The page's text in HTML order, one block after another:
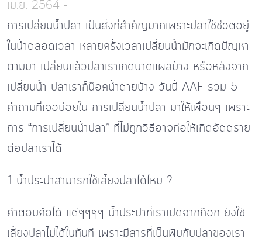
เม.ย. 2564 -
การเปลี่ยนน้ำปลา เป็นสิ่งที่สำคัญมากเพราะปลาใช้ชีวิตอยู่
ในน้ำตลอดเวลา หลายครั้งเวลาเปลี่ยนน้ำมักจะเกิดปัญหา
ตามมา เปลี่ยนแล้วปลาเราเกิดบาดแผลบ้าง หรือหลังจาก
เปลี่ยนน้ำ ปลาเราก็น๊อคน้ำตายบ้าง วันนี้ AAF รวม 5
คำถามที่เจอบ่อยใน การเปลี่ยนน้ำปลา มาให้เพื่อนๆ เพราะ
การ “การเปลี่ยนน้ำปลา” ที่ไม่ถูกวิธีอาจก่อให้เกิดอัตตราย
ต่อปลาเราได้
1.น้ำประปาสามารถใช้เลี้ยงปลาได้ไหม ?
คำตอบคือได้ แต่ๆๆๆๆ น้ำประปาที่เราเปิดจากก๊อก ยังใช้
เลี้ยงปลาไม่ได้ในทันที เพราะมีสารที่เป็นพิษกับปลาของเรา